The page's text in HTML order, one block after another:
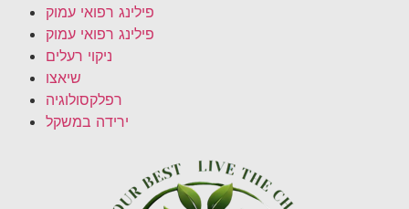
פילינג רפואי עמוק
פילינג רפואי עמוק
ניקוי רעלים
שיאצו
רפלקסולוגיה
ירידה במשקל